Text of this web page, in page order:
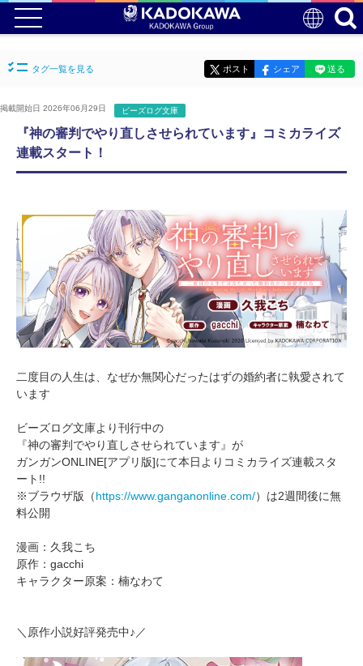
タグ一覧を見る ポスト シェア 送る
掲載開始日 2026年06月29日 ビーズログ文庫
『神の審判でやり直しさせられています』コミカライズ
連載スタート！
二度目の人生は、なぜか無関心だったはずの婚約者に執愛されて
います
ビーズログ文庫より刊行中の
『神の審判でやり直しさせられています』が
ガンガンONLINE[アプリ版]にて本日よりコミカライズ連載スタ
ート!!
※ブラウザ版（https://www.ganganonline.com/）は2週間後に無
料公開
漫画：久我こち
原作：gacchi
キャラクター原案：楠なわて
＼原作小説好評発売中♪／